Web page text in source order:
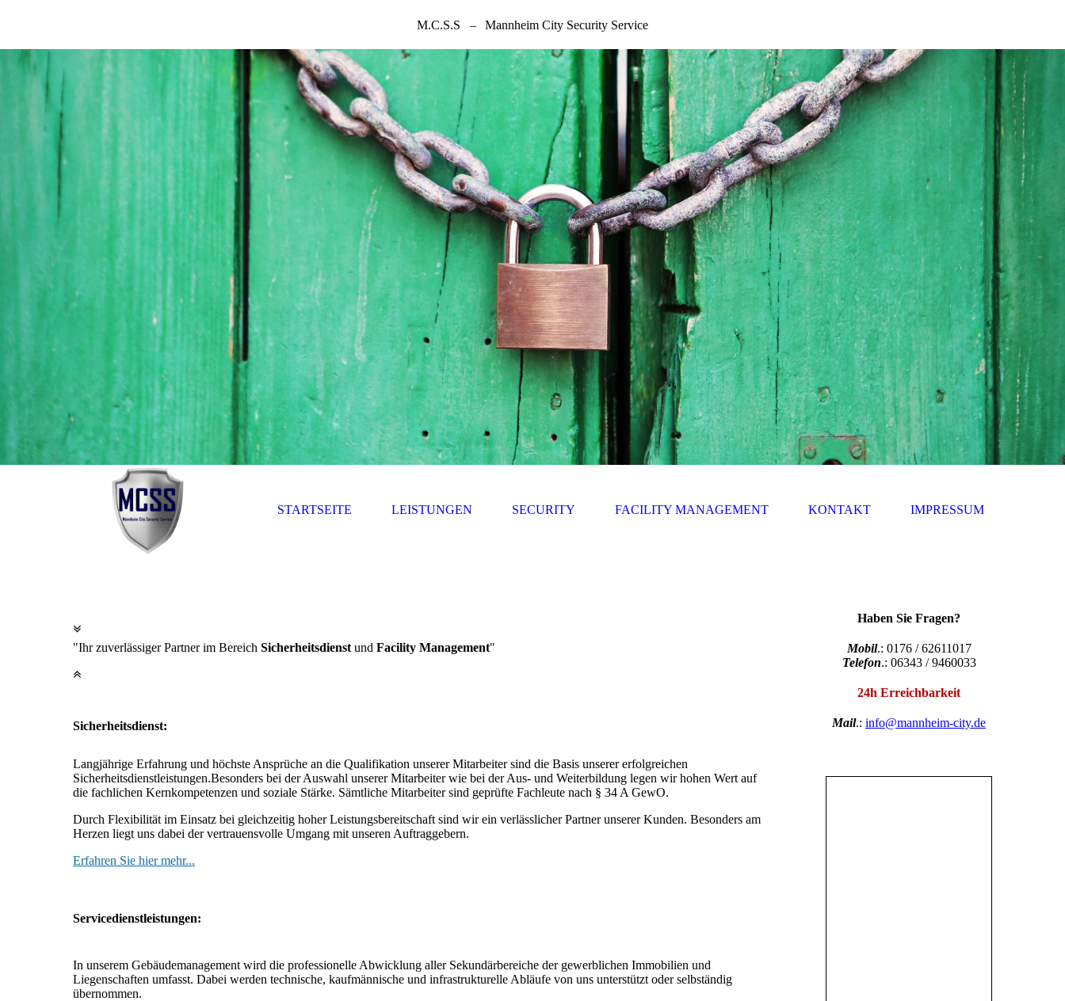
M.C.S.S – Mannheim City Security Service
STARTSEITE LEISTUNGEN SECURITY FACILITY MANAGEMENT KONTAKT IMPRESSUM
"Ihr zuverlässiger Partner im Bereich Sicherheitsdienst und Facility Management"
Sicherheitsdienst:
Langjährige Erfahrung und höchste Ansprüche an die Qualifikation unserer Mitarbeiter sind die Basis unserer erfolgreichen
Sicherheitsdienstleistungen.Besonders bei der Auswahl unserer Mitarbeiter wie bei der Aus- und Weiterbildung legen wir hohen Wert auf
die fachlichen Kernkompetenzen und soziale Stärke. Sämtliche Mitarbeiter sind geprüfte Fachleute nach § 34 A GewO.
Durch Flexibilität im Einsatz bei gleichzeitig hoher Leistungsbereitschaft sind wir ein verlässlicher Partner unserer Kunden. Besonders am
Herzen liegt uns dabei der vertrauensvolle Umgang mit unseren Auftraggebern.
Erfahren Sie hier mehr...
Servicedienstleistungen:
In unserem Gebäudemanagement wird die professionelle Abwicklung aller Sekundärbereiche der gewerblichen Immobilien und
Liegenschaften umfasst. Dabei werden technische, kaufmännische und infrastrukturelle Abläufe von uns unterstützt oder selbständig
übernommen.
Haben Sie Fragen?
Mobil.: 0176 / 62611017
Telefon.: 06343 / 9460033
24h Erreichbarkeit
Mail.: info@mannheim-city.de